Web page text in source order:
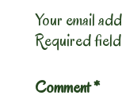
Your email
Required
Comment*